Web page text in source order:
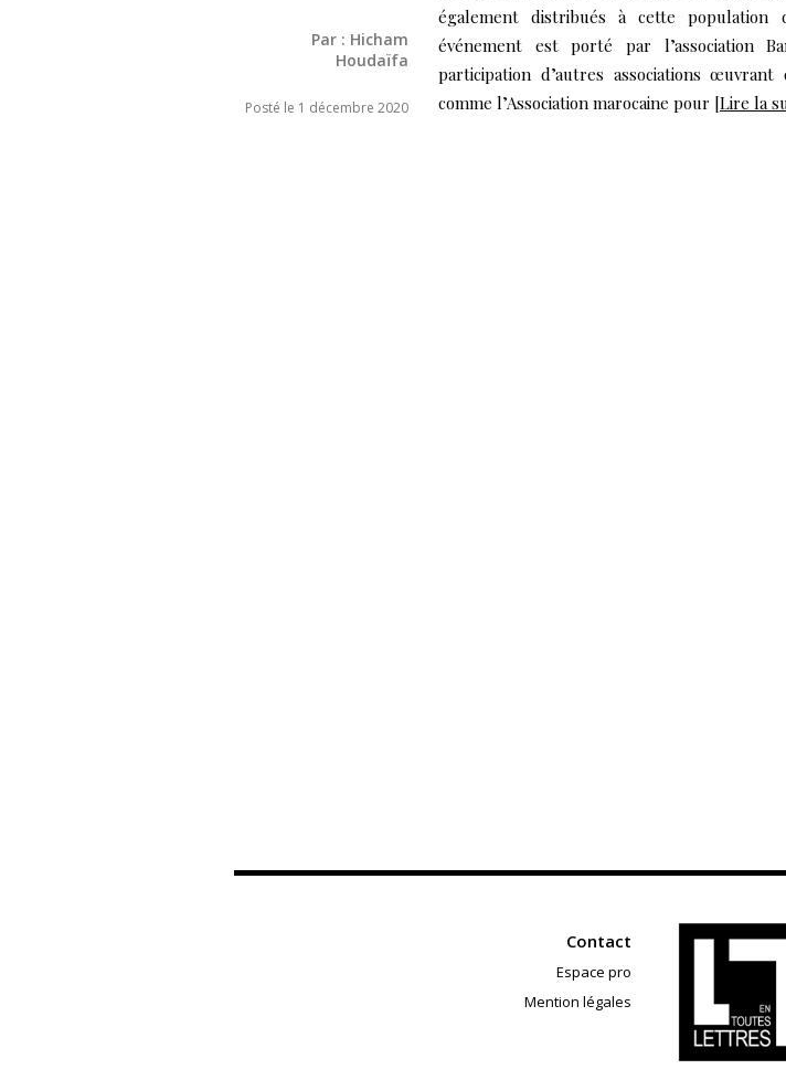
Par : Hicham
Houdaïfa
Posté le 1 décembre 2020
également distribués à cette
événement est porté par l’association
participation d’autres associations
comme l’Association marocaine pour [Lire la
Contact
Espace pro
Mention légales